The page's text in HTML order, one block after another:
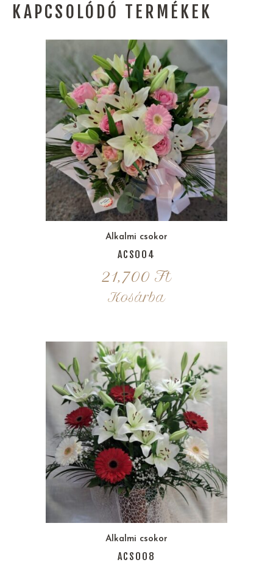
KAPCSOLÓDÓ TERMÉKEK
Alkalmi csokor
ACS004
21,700 Ft
Kosárba
Alkalmi csokor
ACS008